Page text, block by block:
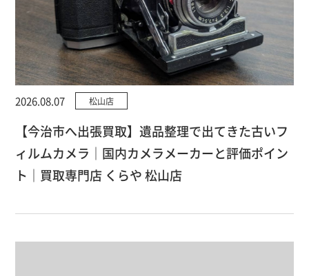
2026.08.07 松山店
【今治市へ出張買取】遺品整理で出てきた古いフ
ィルムカメラ｜国内カメラメーカーと評価ポイン
ト｜買取専門店 くらや 松山店